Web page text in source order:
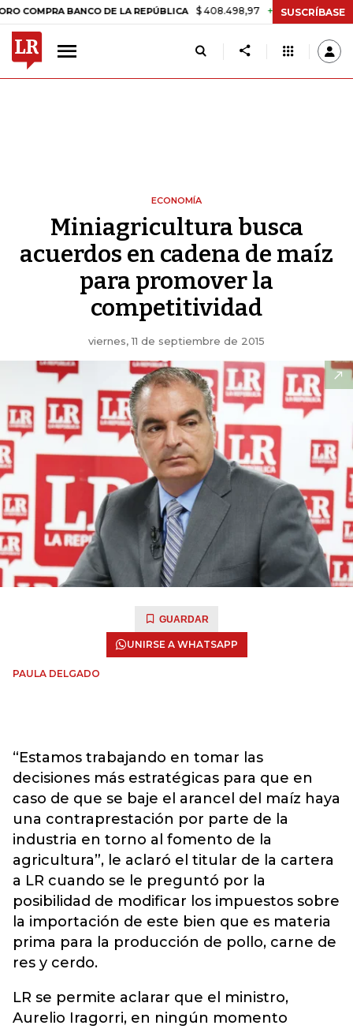
BANCO DE LA REPÚBLICA $ 408.498,97 +$ 8.753,81 +2,19%
SUSCRÍBASE
ECONOMÍA
Miniagricultura busca
acuerdos en cadena de maíz
para promover la
competitividad
viernes, 11 de septiembre de 2015
GUARDAR
UNIRSE A WHATSAPP
PAULA DELGADO
“Estamos trabajando en tomar las
decisiones más estratégicas para que en
caso de que se baje el arancel del maíz haya
una contraprestación por parte de la
industria en torno al fomento de la
agricultura”, le aclaró el titular de la cartera
a LR cuando se le preguntó por la
posibilidad de modificar los impuestos sobre
la importación de este bien que es materia
prima para la producción de pollo, carne de
res y cerdo.
LR se permite aclarar que el ministro,
Aurelio Iragorri, en ningún momento